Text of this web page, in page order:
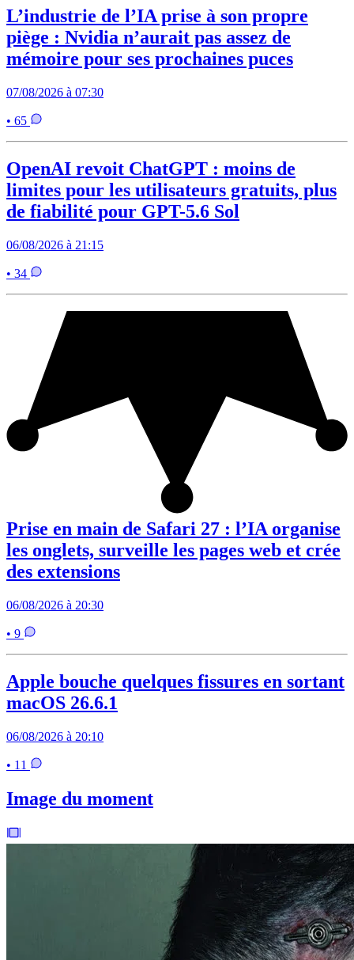
L’industrie de l’IA prise à son propre
piège : Nvidia n’aurait pas assez de
mémoire pour ses prochaines puces
07/08/2026 à 07:30
• 65
OpenAI revoit ChatGPT : moins de
limites pour les utilisateurs gratuits, plus
de fiabilité pour GPT-5.6 Sol
06/08/2026 à 21:15
• 34
Prise en main de Safari 27 : l’IA organise
les onglets, surveille les pages web et crée
des extensions
06/08/2026 à 20:30
• 9
Apple bouche quelques fissures en sortant
macOS 26.6.1
06/08/2026 à 20:10
• 11
Image du moment